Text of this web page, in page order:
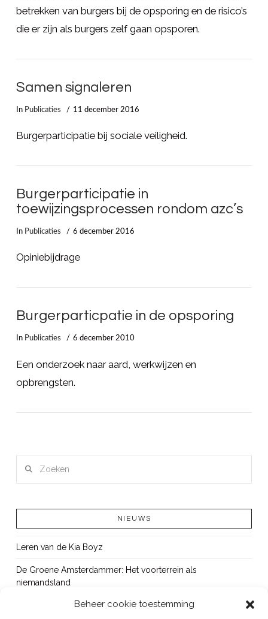
Beheer cookie toestemming
betrekken van burgers bij de opsporing en de risico’s
die er zijn als burgers zelf gaan opsporen.
Samen signaleren
In Publicaties 11 december 2016
Burgerparticipatie bij sociale veiligheid.
Burgerparticipatie in
toewijzingsprocessen rondom azc’s
In Publicaties 6 december 2016
Opiniebijdrage
Burgerparticpatie in de opsporing
In Publicaties 6 december 2010
Een onderzoek naar aard, werkwijzen en
opbrengsten.
NIEUWS
Leren van de Kia Boyz
De Groene Amsterdammer: Het voorterrein als
niemandsland
Cursus Wapens op school: signaleren, duiden en handelen